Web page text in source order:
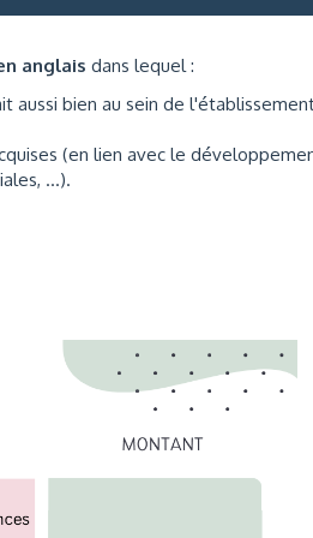
anglais dans lequel :
aussi bien au sein de
(en lien avec le
...).